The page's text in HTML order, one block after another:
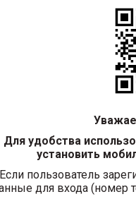
диплом ГТ-I №
им. Е.О. Мухина,
дело, с
Для удобства
установить
Если пользователь
для входа (номер